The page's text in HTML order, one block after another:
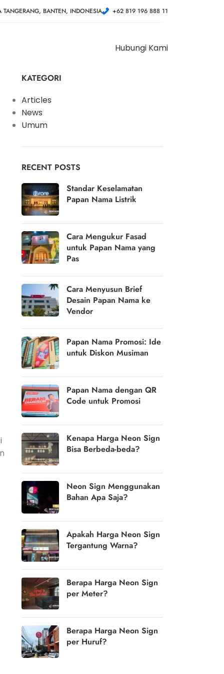
TANGERANG, BANTEN, INDONESIA +62 819 196 888 11
Hubungi Kami
KATEGORI
Articles
News
Umum
RECENT POSTS
Standar Keselamatan
Papan Nama Listrik
Cara Mengukur Fasad
untuk Papan Nama yang
Pas
Cara Menyusun Brief
Desain Papan Nama ke
Vendor
Papan Nama Promosi: Ide
untuk Diskon Musiman
Papan Nama dengan QR
Code untuk Promosi
Kenapa Harga Neon Sign
Bisa Berbeda-beda?
Neon Sign Menggunakan
Bahan Apa Saja?
Apakah Harga Neon Sign
Tergantung Warna?
Berapa Harga Neon Sign
per Meter?
Berapa Harga Neon Sign
per Huruf?